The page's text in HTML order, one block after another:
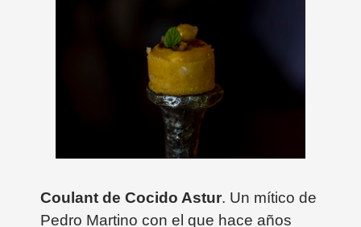
Coulant de Cocido Astur. Un mítico de
Pedro Martino con el que hace años